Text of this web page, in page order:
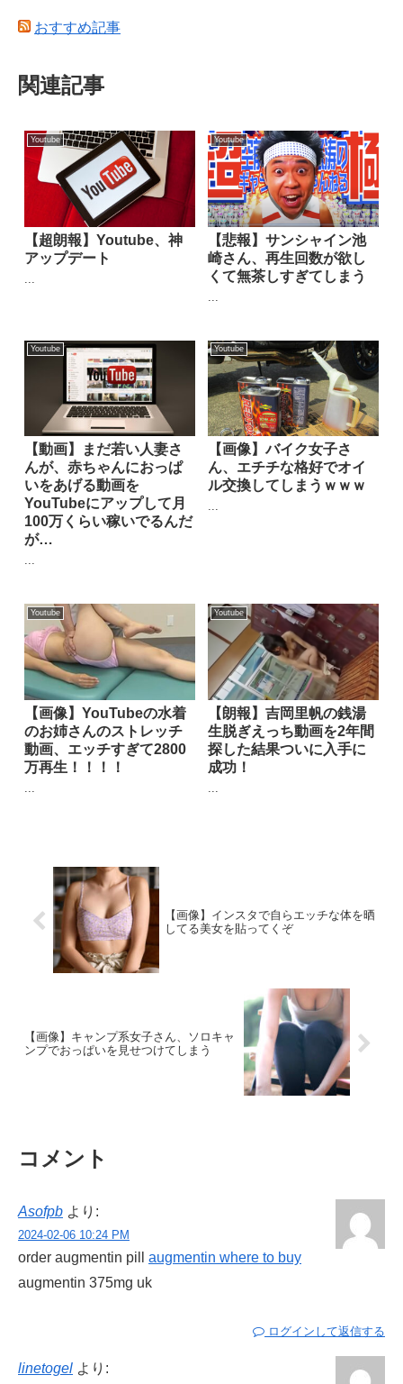
おすすめ記事
関連記事
Youtube
【超朗報】Youtube、神
アップデート
...
Youtube
【悲報】サンシャイン池
崎さん、再生回数が欲し
くて無茶しすぎてしまう
...
Youtube
【動画】まだ若い人妻さ
んが、赤ちゃんにおっぱ
いをあげる動画を
YouTubeにアップして月
100万くらい稼いでるんだ
が…
...
Youtube
【画像】バイク女子さ
ん、エチチな格好でオイ
ル交換してしまうｗｗｗ
...
Youtube
【画像】YouTubeの水着
のお姉さんのストレッチ
動画、エッチすぎて2800
万再生！！！！
Youtube
【朗報】吉岡里帆の銭湯
生脱ぎえっち動画を2年間
探した結果ついに入手に
成功！
【画像】インスタで自らエッチな体を晒
してる美女を貼ってくぞ
【画像】キャンプ系女子さん、ソロキャ
ンプでおっぱいを見せつけてしまう
コメント
Asofpb より:
2024-02-06 10:24 PM
order augmentin pill augmentin where to buy
augmentin 375mg uk
ログインして返信する
linetogel より: